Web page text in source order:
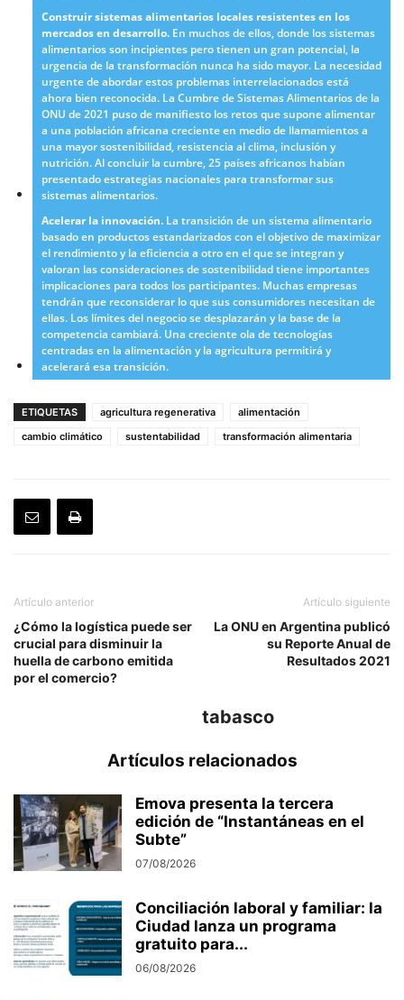
Construir sistemas alimentarios locales resistentes en los
mercados en desarrollo. En muchos de ellos, donde los sistemas
alimentarios son incipientes pero tienen un gran potencial, la
urgencia de la transformación nunca ha sido mayor. La necesidad
urgente de abordar estos problemas interrelacionados está
ahora bien reconocida. La Cumbre de Sistemas Alimentarios de la
ONU de 2021 puso de manifiesto los retos que supone alimentar
a una población africana creciente en medio de llamamientos a
una mayor sostenibilidad, resistencia al clima, inclusión y
nutrición. Al concluir la cumbre, 25 países africanos habían
presentado estrategias nacionales para transformar sus
sistemas alimentarios.
Acelerar la innovación. La transición de un sistema alimentario
basado en productos estandarizados con el objetivo de maximizar
el rendimiento y la eficiencia a otro en el que se integran y
valoran las consideraciones de sostenibilidad tiene importantes
implicaciones para todos los participantes. Muchas empresas
tendrán que reconsiderar lo que sus consumidores necesitan de
ellas. Los límites del negocio se desplazarán y la base de la
competencia cambiará. Una creciente ola de tecnologías
centradas en la alimentación y la agricultura permitirá y
acelerará esa transición.
ETIQUETAS agricultura regenerativa
alimentación
cambio climático
sustentabilidad transformación alimentaria
Artículo anterior
¿Cómo la logística puede ser
crucial para disminuir la
huella de carbono emitida
por el comercio?
Artículo siguiente
La ONU en Argentina publicó
su Reporte Anual de
Resultados 2021
tabasco
Artículos relacionados
Emova presenta la tercera
edición de “Instantáneas en el
Subte”
07/08/2026
Conciliación laboral y familiar: la
Ciudad lanza un programa
gratuito para...
06/08/2026